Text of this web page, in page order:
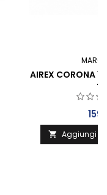
AIREX CORONA
-
 Aggiungi al